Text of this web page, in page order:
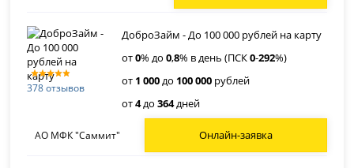
378 отзывов
ДоброЗайм - До 100 000 рублей на карту
от0% до0,8% в день (ПСК0-292%)
от 1 000до 100 000 рублей
от4до364дней
АО МФК "Саммит" Онлайн-заявка